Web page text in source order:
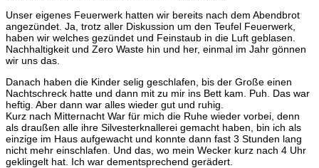
Unser eigenes Feuerwerk hatten wir bereits nach dem Abendbrot
angezündet. Ja, trotz aller Diskussion um den Teufel Feuerwerk,
haben wir welches gezündet und Feinstaub in die Luft geblasen.
Nachhaltigkeit und Zero Waste hin und her, einmal im Jahr gönnen
wir uns das.
Danach haben die Kinder selig geschlafen, bis der Große einen
Nachtschreck hatte und dann mit zu mir ins Bett kam. Puh. Das war
heftig. Aber dann war alles wieder gut und ruhig.
Kurz nach Mitternacht War für mich die Ruhe wieder vorbei, denn
als draußen alle ihre Silvesterknallerei gemacht haben, bin ich als
einzige im Haus aufgewacht und konnte dann fast 3 Stunden lang
nicht mehr einschlafen. Und das, wo mein Wecker kurz nach 4 Uhr
geklingelt hat. Ich war dementsprechend gerädert.